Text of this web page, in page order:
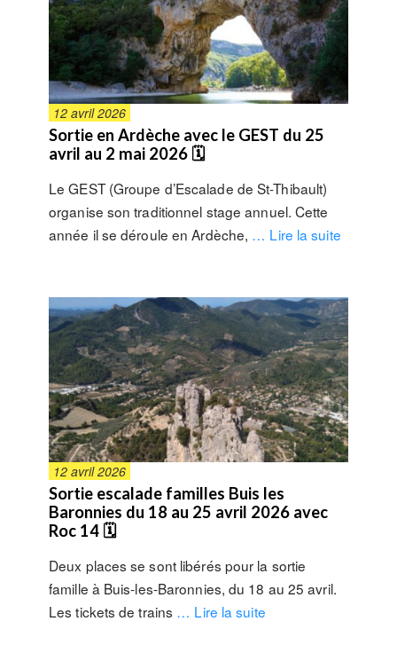
12 avril 2026
Sortie en Ardèche avec le GEST du 25
avril au 2 mai 2026 🗓
Le GEST (Groupe d’Escalade de St-Thibault)
organise son traditionnel stage annuel. Cette
année il se déroule en Ardèche, … Lire la suite
12 avril 2026
Sortie escalade familles Buis les
Baronnies du 18 au 25 avril 2026 avec
Roc 14 🗓
Deux places se sont libérés pour la sortie
famille à Buis-les-Baronnies, du 18 au 25 avril.
Les tickets de trains … Lire la suite